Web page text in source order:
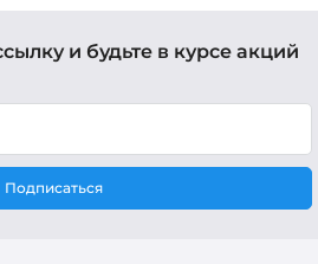
и будьте в курсе акций
Подписаться